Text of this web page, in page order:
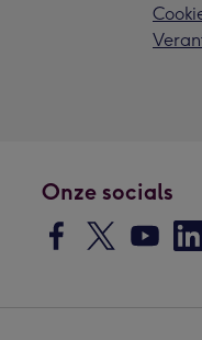
Onze socials